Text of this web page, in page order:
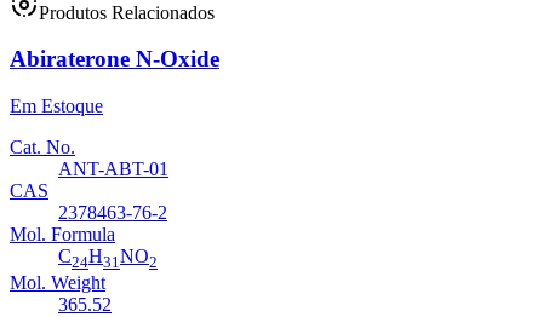
Produtos Relacionados
Abiraterone N-Oxide
Em Estoque
Cat. No.
ANT-ABT-01
CAS
2378463-76-2
Mol. Formula
C24H31NO2
Mol. Weight
365.52